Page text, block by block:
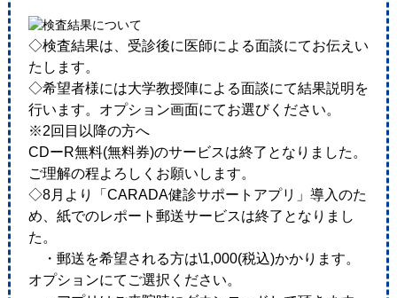
◇検査結果は、受診後に医師による面談にてお伝えい
たします。
◇希望者様には大学教授陣による面談にて結果説明を
行います。オプション画面にてお選びください。
※2回目以降の方へ
CDーR無料(無料券)のサービスは終了となりました。
ご理解の程よろしくお願いします。
◇8月より「CARADA健診サポートアプリ」導入のた
め、紙でのレポート郵送サービスは終了となりまし
た。
・郵送を希望される方は\1,000(税込)かかります。
オプションにてご選択ください。